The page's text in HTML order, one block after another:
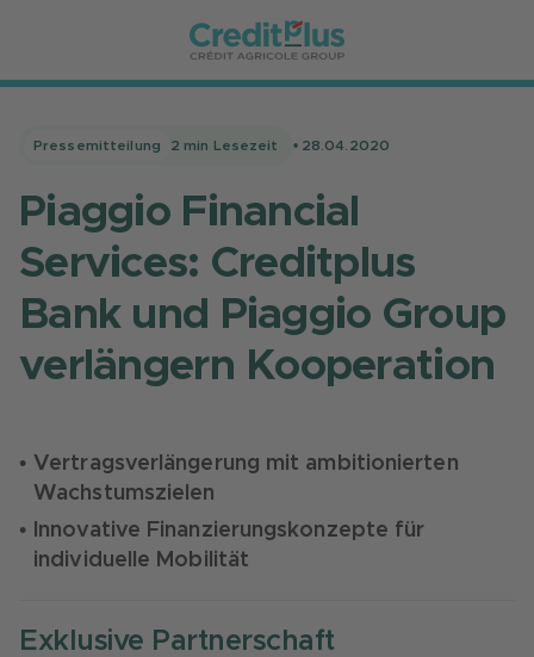
Pressemitteilung 2 min Lesezeit • 28.04.2020
Piaggio Financial
Services: Creditplus
Bank und Piaggio Group
verlängern Kooperation
Vertragsverlängerung mit ambitionierten
Wachstumszielen
Innovative Finanzierungskonzepte für
individuelle Mobilität
Exklusive Partnerschaft